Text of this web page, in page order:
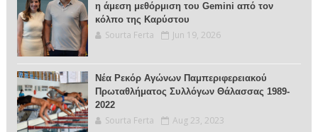
η άμεση μεθόρμιση του Gemini από τον
κόλπο της Καρύστου
Sourta Ferta Jun 19, 2026
Νέα Ρεκόρ Αγώνων Παμπεριφερειακού
Πρωταθλήματος Συλλόγων Θάλασσας 1989-
2022
Sourta Ferta Aug 23, 2023